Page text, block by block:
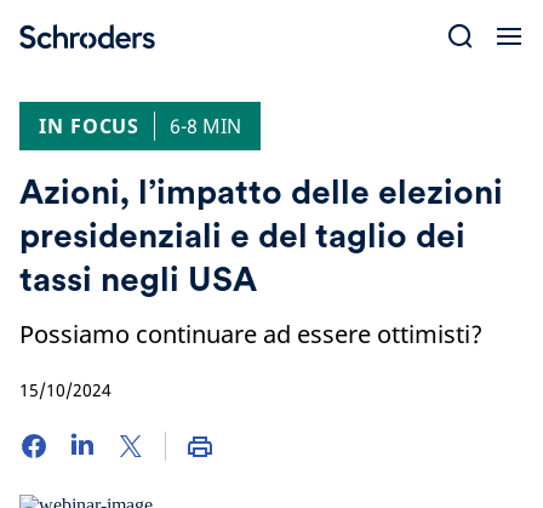
IN FOCUS
6-8 MIN
Azioni, l’impatto delle elezioni
presidenziali e del taglio dei
tassi negli USA
Possiamo continuare ad essere ottimisti?
15/10/2024